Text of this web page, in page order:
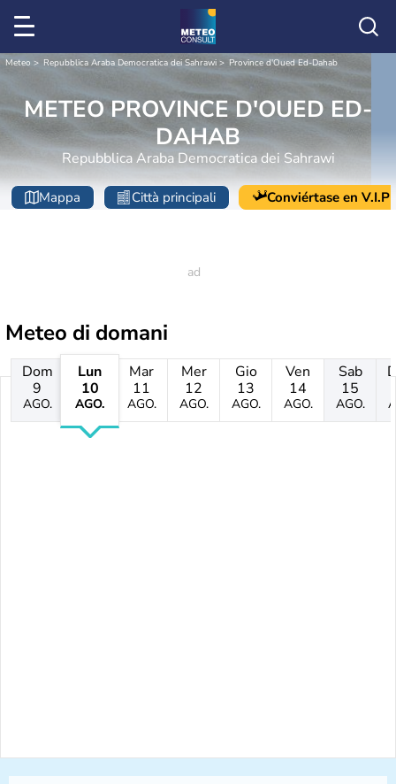
Meteo Repubblica Araba Democratica dei Sahrawi Province d'Oued Ed-Dahab
METEO PROVINCE D'OUED ED-
DAHAB
Repubblica Araba Democratica dei Sahrawi
Mappa Città principali Conviértase en V.I.P
Meteo di domani
Dom
9
AGO.
Lun
10
AGO.
Mar
11
AGO.
Mer
12
AGO.
Gio
13
AGO.
Ven
14
AGO.
Sab
15
AGO.